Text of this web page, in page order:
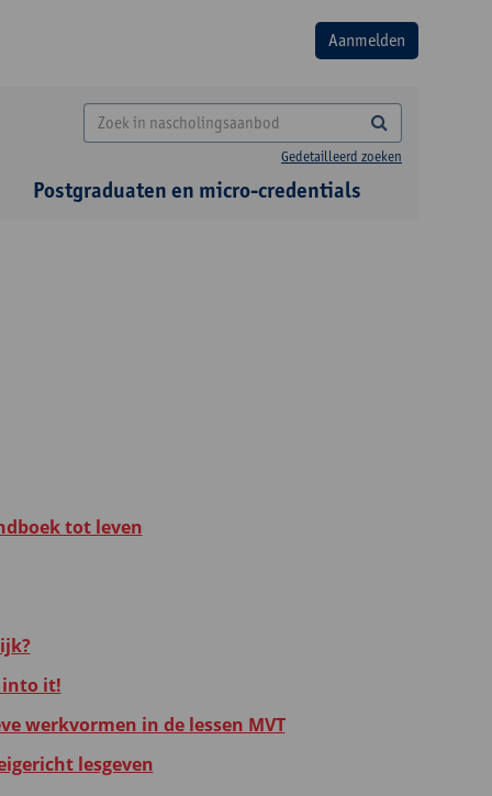
Gedetailleerd zoeken
Postgraduaten en micro-credentials
tot leven
into it!
werkvormen in de lessen MVT
lesgeven